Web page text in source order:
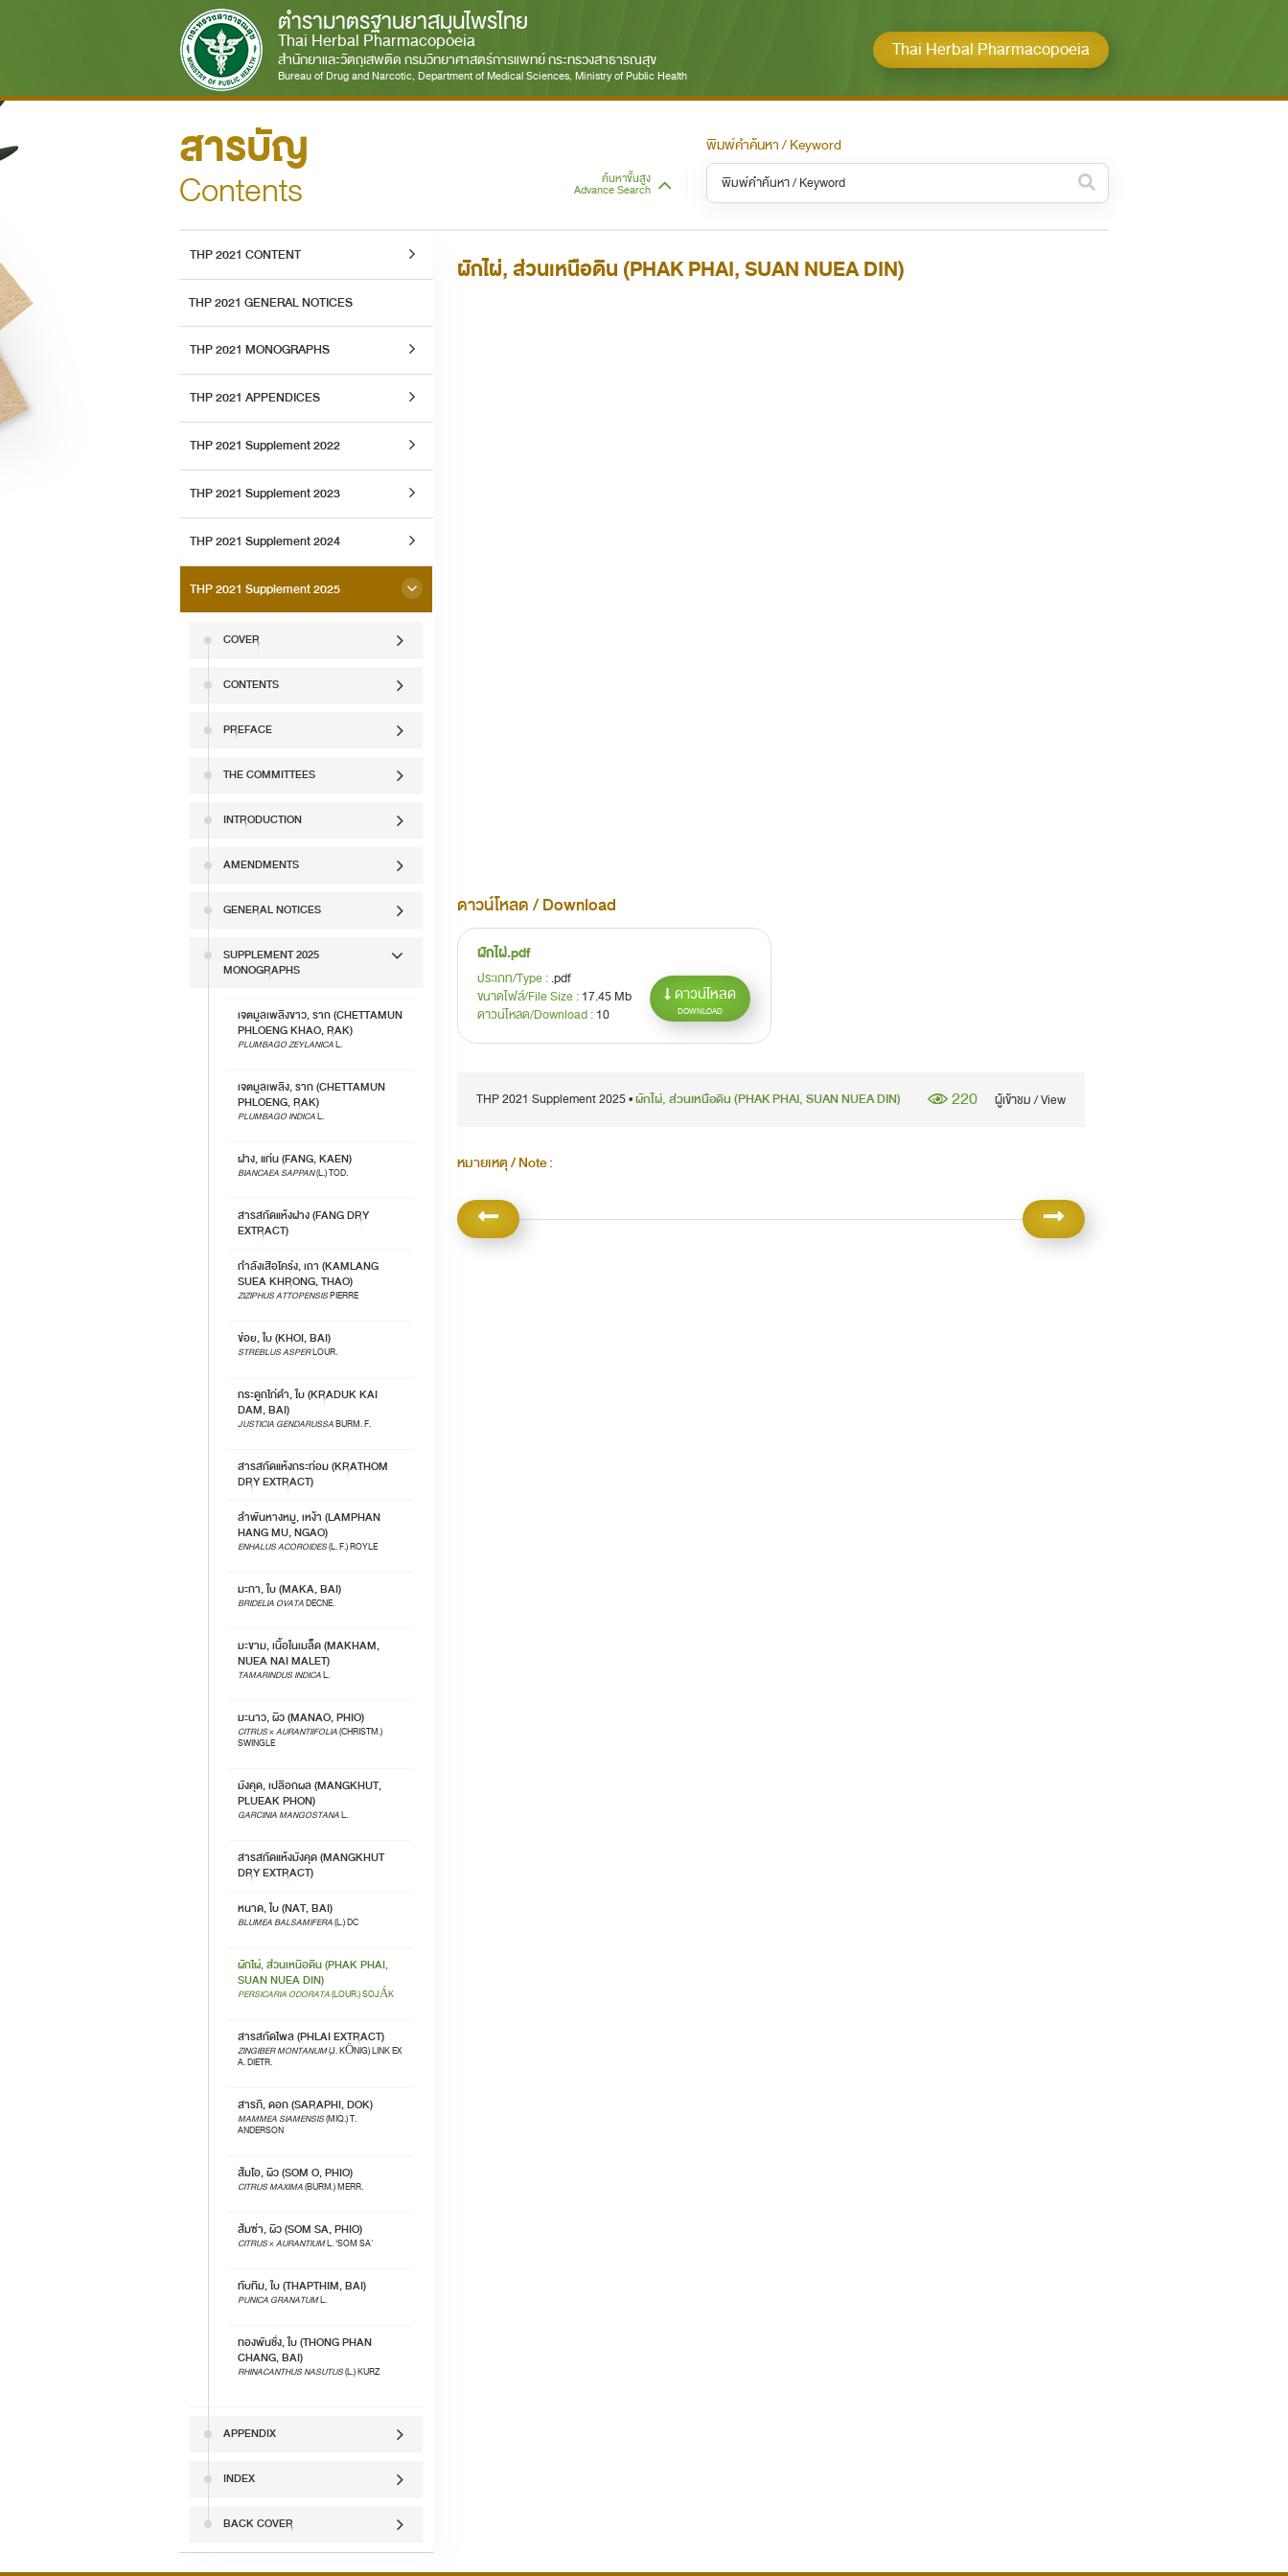
ตำรามาตรฐานยาสมุนไพรไทย
Thai Herbal Pharmacopoeia
สำนักยาและวัตถุเสพติด กรมวิทยาศาสตร์การแพทย์ กระทรวงสาธารณสุข
Bureau of Drug and Narcotic, Department of Medical Sciences, Ministry of Public Health
Thai Herbal Pharmacopoeia
สารบัญ
Contents ค้นหาขั้นสูง
Advance Search
พิมพ์คำค้นหา / Keyword
ทั้งหมด / All
ทั้งหมด / All
THP 2021 CONTENT
THP 2021 GENERAL NOTICES
THP 2021 MONOGRAPHS
THP 2021 APPENDICES
THP 2021 Supplement 2022
THP 2021 Supplement 2023
THP 2021 Supplement 2024
THP 2021 Supplement 2025
COVER
CONTENTS
PREFACE
THE COMMITTEES
INTRODUCTION
AMENDMENTS
GENERAL NOTICES
SUPPLEMENT 2025
MONOGRAPHS
เจตมูลเพลิงขาว, ราก (CHETTAMUN
PHLOENG KHAO, RAK)
PLUMBAGO ZEYLANICAL.
เจตมูลเพลิง, ราก (CHETTAMUN
PHLOENG, RAK)
PLUMBAGO INDICAL.
ฝาง, แก่น (FANG, KAEN)
BIANCAEA SAPPAN(L.) TOD.
สารสกัดแห้งฝาง (FANG DRY
EXTRACT)
กำลังเสือโคร่ง, เถา (KAMLANG
SUEA KHRONG, THAO)
ZIZIPHUS ATTOPENSISPIERRE
ข่อย, ใบ (KHOI, BAI)
STREBLUS ASPERLOUR.
กระดูกไก่ดำ, ใบ (KRADUK KAI
DAM, BAI)
JUSTICIA GENDARUSSABURM. F.
สารสกัดแห้งกระท่อม (KRATHOM
DRY EXTRACT)
ลำพันหางหมู, เหง้า (LAMPHAN
HANG MU, NGAO)
ENHALUS ACOROIDES(L. F.) ROYLE
มะกา, ใบ (MAKA, BAI)
BRIDELIA OVATADECNE.
มะขาม, เนื้อในเมล็ด (MAKHAM,
NUEA NAI MALET)
TAMARINDUS INDICAL.
มะนาว, ผิว (MANAO, PHIO)
CITRUS×AURANTIIFOLIA(CHRISTM.)
SWINGLE
มังคุด, เปลือกผล (MANGKHUT,
PLUEAK PHON)
GARCINIA MANGOSTANAL.
สารสกัดแห้งมังคุด (MANGKHUT
DRY EXTRACT)
หนาด, ใบ (NAT, BAI)
BLUMEA BALSAMIFERA(L.) DC
ผักไผ่, ส่วนเหนือดิน (PHAK PHAI,
SUAN NUEA DIN)
PERSICARIA ODORATA(LOUR.) SOJÁK
สารสกัดไพล (PHLAI EXTRACT)
ZINGIBER MONTANUM(J. KÖNIG) LINK EX
A. DIETR.
สารภี, ดอก (SARAPHI, DOK)
MAMMEA SIAMENSIS(MIQ.) T.
ANDERSON
ส้มโอ, ผิว (SOM O, PHIO)
CITRUS MAXIMA(BURM.) MERR.
ส้มซ่า, ผิว (SOM SA, PHIO)
CITRUS×AURANTIUML. ‘SOM SA'
ทับทิม, ใบ (THAPTHIM, BAI)
PUNICA GRANATUML.
ทองพันชั่ง, ใบ (THONG PHAN
CHANG, BAI)
RHINACANTHUS NASUTUS(L.) KURZ
APPENDIX
INDEX
BACK COVER
ผักไผ่, ส่วนเหนือดิน (PHAK PHAI, SUAN NUEA DIN)
ดาวน์โหลด / Download
ผักไผ่.pdf
ประเภท/Type : .pdf
ขนาดไฟล์/File Size : 17.45 Mb
ดาวน์โหลด/Download : 10
ดาวน์โหลด
DOWNLOAD
THP 2021 Supplement 2025 •ผักไผ่, ส่วนเหนือดิน (PHAK PHAI, SUAN NUEA DIN) 220 ผู้เข้าชม / View
หมายเหตุ / Note :